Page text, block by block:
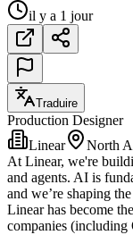
il y a 1 jour
Traduire
Production Designer
Linear
North
At Linear, we're
and agents. AI is
and we’re shaping
Linear has become
companies